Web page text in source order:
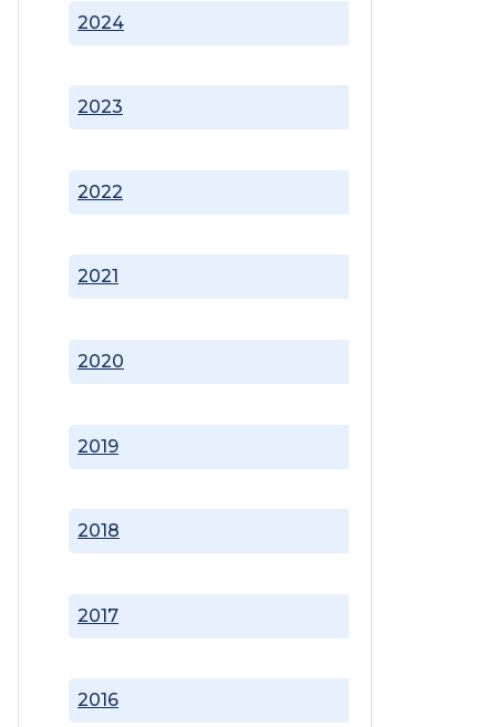
2016
2017
2018
2019
2020
2021
2022
2023
2024